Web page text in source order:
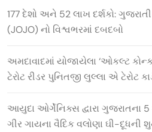
177 દેશો અને 52 લાખ દર્શકો: ગુજરાતી
(JOJO) નો વિશ્વભરમાં દબદબો
અમદાવાદમાં યોજાયેલા ‘ઓકલ્ટ
ટેરોટ રીડર પુનિતજી લુલ્લા એ ટેરોટ
આયુદા ઓર્ગેનિક્સ દ્વારા ગુજરાતના 5
ગીર ગાયના વૈદિક વલોણા ઘી-દૂધની